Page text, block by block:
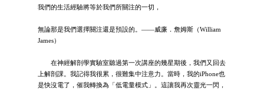
我們的生活經驗將等於我們所關注的一切，
無論那是我們選擇關注還是預設的。——威廉．詹姆斯（William
James）
在神經解剖學實驗室聽過第一次講座的幾星期後，我們又回去
上解剖課。我記得我很累，很難集中注意力。當時，我的iPhone也
是快沒電了，催我轉換為「低電量模式」。這讓我再次靈光一閃，